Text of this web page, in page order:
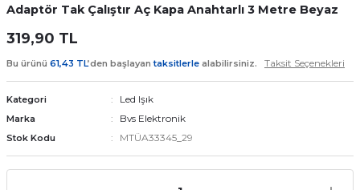
Adaptör Tak Çalıştır Aç Kapa Anahtarlı 3 Metre Beyaz
319,90 TL
Bu ürünü 61,43 TL’den başlayantaksitlerle alabilirsiniz. Taksit Seçenekleri
Kategori Led Işık
Marka Bvs Elektronik
Stok Kodu MTÜA33345_29